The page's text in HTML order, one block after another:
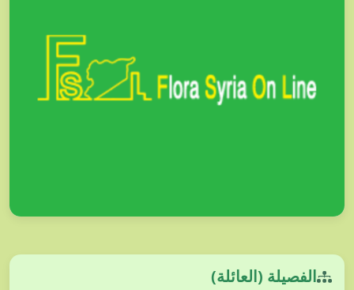
الفصيلة (العائلة)